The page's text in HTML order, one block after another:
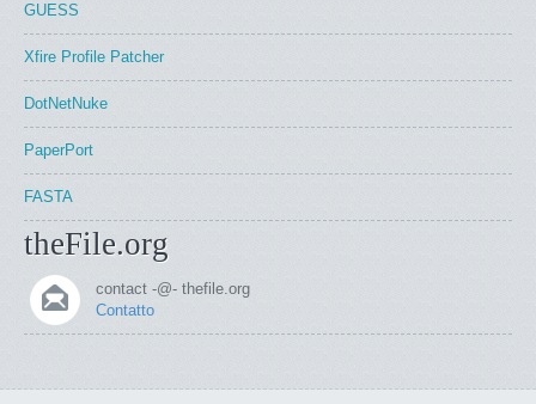
GUESS
Xfire Profile Patcher
DotNetNuke
PaperPort
FASTA
theFile.org
contact -@- thefile.org
Contatto